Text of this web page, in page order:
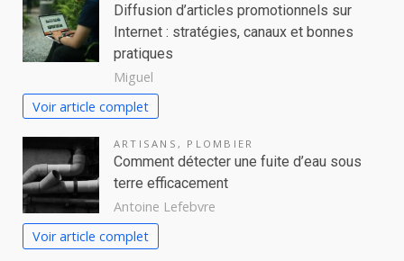
Diffusion d’articles promotionnels sur
Internet : stratégies, canaux et bonnes
pratiques
Miguel
Voir article complet
ARTISANS , PLOMBIER
Comment détecter une fuite d’eau sous
terre efficacement
Antoine Lefebvre
Voir article complet